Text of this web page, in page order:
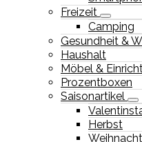
Freizeit
Camping
Gesundheit &
Haushalt
Möbel &
Prozentboxen
Saisonartikel
Herbst